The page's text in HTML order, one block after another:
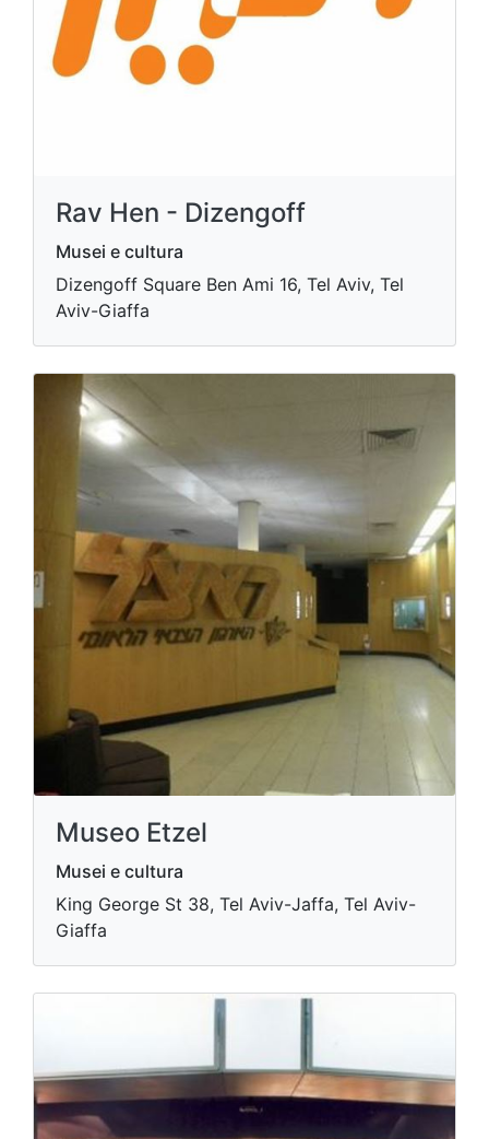
Rav Hen - Dizengoff
Musei e cultura
Dizengoff Square Ben Ami 16, Tel Aviv, Tel
Aviv-Giaffa
Museo Etzel
Musei e cultura
King George St 38, Tel Aviv-Jaffa, Tel Aviv-
Giaffa